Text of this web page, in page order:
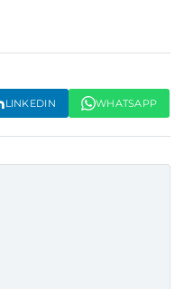
LINKEDIN WHATSAPP